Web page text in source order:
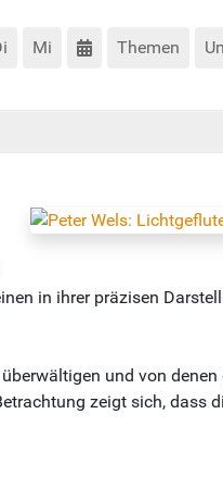
Mi Themen
in ihrer präzisen
und von
zeigt sich, dass